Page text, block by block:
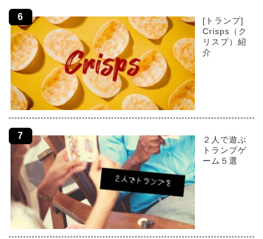
[トランプ]
Crisps（ク
リスプ）紹
介
２人で遊ぶ
トランプゲ
ーム５選